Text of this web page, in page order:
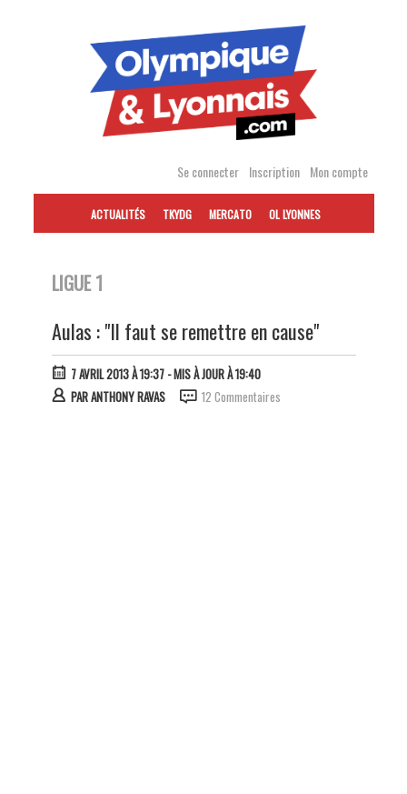
Se connecter Inscription Mon compte
ACTUALITÉS TKYDG MERCATO OL LYONNES
LIGUE 1
Aulas : "Il faut se remettre en cause"
7 AVRIL 2013 À 19:37- MIS À JOUR À 19:40
PARANTHONY RAVAS 12 Commentaires